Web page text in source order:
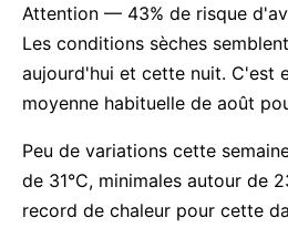
Attention — 43% de risque
Les conditions sèches
aujourd'hui et cette nuit. C'est
moyenne habituelle de août
Peu de variations cette
de 31°C, minimales autour de
record de chaleur pour cette